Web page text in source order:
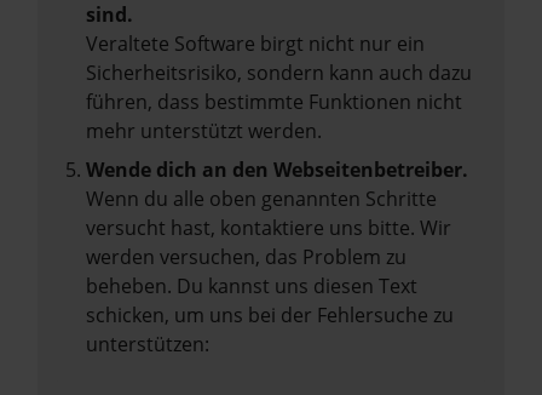
sind.
Veraltete Software birgt nicht nur ein
Sicherheitsrisiko, sondern kann auch dazu
führen, dass bestimmte Funktionen nicht
mehr unterstützt werden.
Wende dich an den Webseitenbetreiber.
Wenn du alle oben genannten Schritte
versucht hast, kontaktiere uns bitte. Wir
werden versuchen, das Problem zu
beheben. Du kannst uns diesen Text
schicken, um uns bei der Fehlersuche zu
unterstützen: